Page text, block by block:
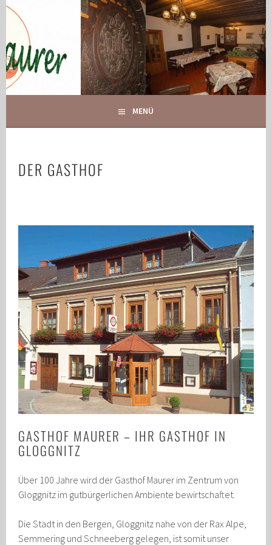
Springe
zum
Inhalt
GASTHOF MAURER
IHR GASTHOF IN GLOGGNITZ
MENÜ
DER GASTHOF
GASTHOF MAURER – IHR GASTHOF IN
GLOGGNITZ
Über 100 Jahre wird der Gasthof Maurer im Zentrum von
Gloggnitz im gutbürgerlichen Ambiente bewirtschaftet.
Die Stadt in den Bergen, Gloggnitz nahe von der Rax Alpe,
Semmering und Schneeberg gelegen, ist somit unser